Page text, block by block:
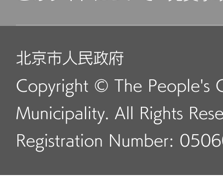
北京市人民政府
Copyright © The People's
Municipality. All Rights
Registration Number: